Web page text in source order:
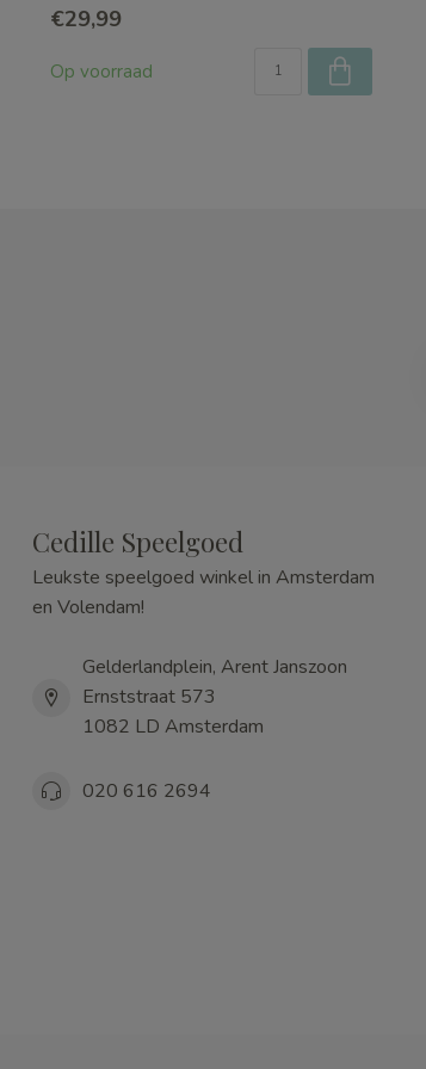
€29,99
Op voorraad
Cedille Speelgoed
Leukste speelgoed winkel in Amsterdam
en Volendam!
Gelderlandplein, Arent Janszoon
Ernststraat 573
1082 LD Amsterdam
020 616 2694